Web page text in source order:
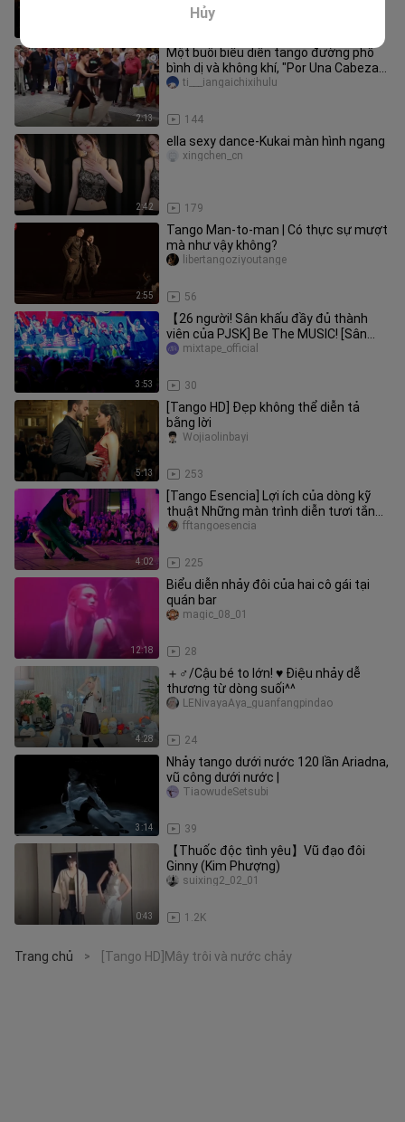
2:13
Một buổi biểu diễn tango đường phố
bình dị và không khí, "Por Una Cabeza"
cổ điển (cách một bước châ
144
ti___iangaichixihulu
2:42
ella sexy dance-Kukai màn hình ngang
179
xingchen_cn
2:55
Tango Man-to-man | Có thực sự mượt
mà như vậy không?
56
libertangoziyoutange
3:53
【26 người! Sân khấu đầy đủ thành
viên của PJSK] Be The MUSIC! [Sân
khấu gốc]
30
mixtape_official
5:13
[Tango HD] Đẹp không thể diễn tả
bằng lời
253
Wojiaolinbayi
4:02
[Tango Esencia] Lợi ích của dòng kỹ
thuật Những màn trình diễn tươi tắn
và rõ ràng đủ để bạn mãn nhã
225
fftangoesencia
12:18
Biểu diễn nhảy đôi của hai cô gái tại
quán bar
28
magic_08_01
4:28
＋♂/Cậu bé to lớn! ♥ Điệu nhảy dễ
thương từ dòng suối^^
24
LENivayaAya_guanfangpindao
3:14
Nhảy tango dưới nước 120 lần Ariadna,
vũ công dưới nước |
39
TiaowudeSetsubi
0:43
【Thuốc độc tình yêu】Vũ đạo đôi
Ginny (Kim Phượng)
1.2K
suixing2_02_01
Trang chủ > [Tango HD]Mây trôi và nước chảy
Hủy